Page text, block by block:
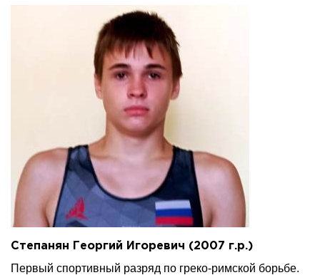
Степанян Георгий Игоревич (2007 г.р.)
Первый спортивный разряд по греко-римской борьбе.